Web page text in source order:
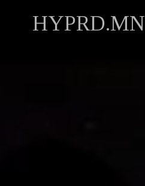
HYPRD.MN